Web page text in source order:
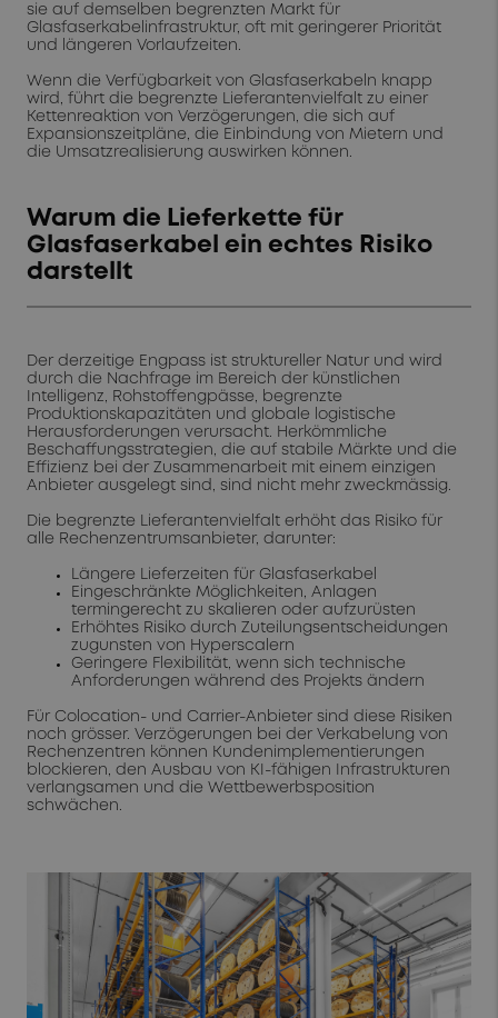
sie auf demselben begrenzten Markt für
Glasfaserkabelinfrastruktur, oft mit geringerer Priorität
und längeren Vorlaufzeiten.
Wenn die Verfügbarkeit von Glasfaserkabeln knapp
wird, führt die begrenzte Lieferantenvielfalt zu einer
Kettenreaktion von Verzögerungen, die sich auf
Expansionszeitpläne, die Einbindung von Mietern und
die Umsatzrealisierung auswirken können.
Warum die Lieferkette für
Glasfaserkabel ein echtes Risiko
darstellt
Der derzeitige Engpass ist struktureller Natur und wird
durch die Nachfrage im Bereich der künstlichen
Intelligenz, Rohstoffengpässe, begrenzte
Produktionskapazitäten und globale logistische
Herausforderungen verursacht. Herkömmliche
Beschaffungsstrategien, die auf stabile Märkte und die
Effizienz bei der Zusammenarbeit mit einem einzigen
Anbieter ausgelegt sind, sind nicht mehr zweckmässig.
Die begrenzte Lieferantenvielfalt erhöht das Risiko für
alle Rechenzentrumsanbieter, darunter:
Längere Lieferzeiten für Glasfaserkabel
Eingeschränkte Möglichkeiten, Anlagen
termingerecht zu skalieren oder aufzurüsten
Erhöhtes Risiko durch Zuteilungsentscheidungen
zugunsten von Hyperscalern
Geringere Flexibilität, wenn sich technische
Anforderungen während des Projekts ändern
Für Colocation- und Carrier-Anbieter sind diese Risiken
noch grösser. Verzögerungen bei der Verkabelung von
Rechenzentren können Kundenimplementierungen
blockieren, den Ausbau von KI-fähigen Infrastrukturen
verlangsamen und die Wettbewerbsposition
schwächen.